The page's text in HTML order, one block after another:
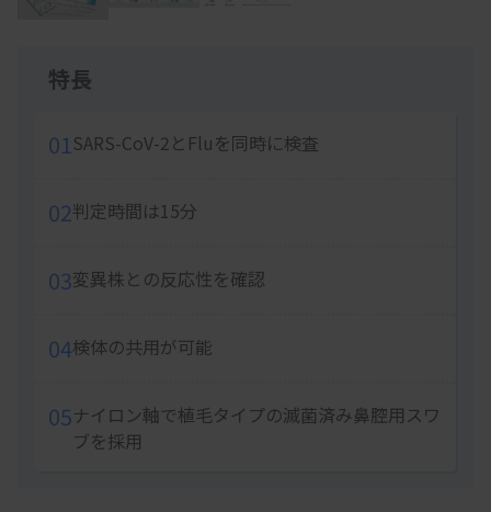
特長
01 SARS-CoV-2とFluを同時に検査
02判定時間は15分
03変異株との反応性を確認
04検体の共用が可能
05ナイロン軸で植毛タイプの滅菌済み鼻腔用スワ
ブを採用